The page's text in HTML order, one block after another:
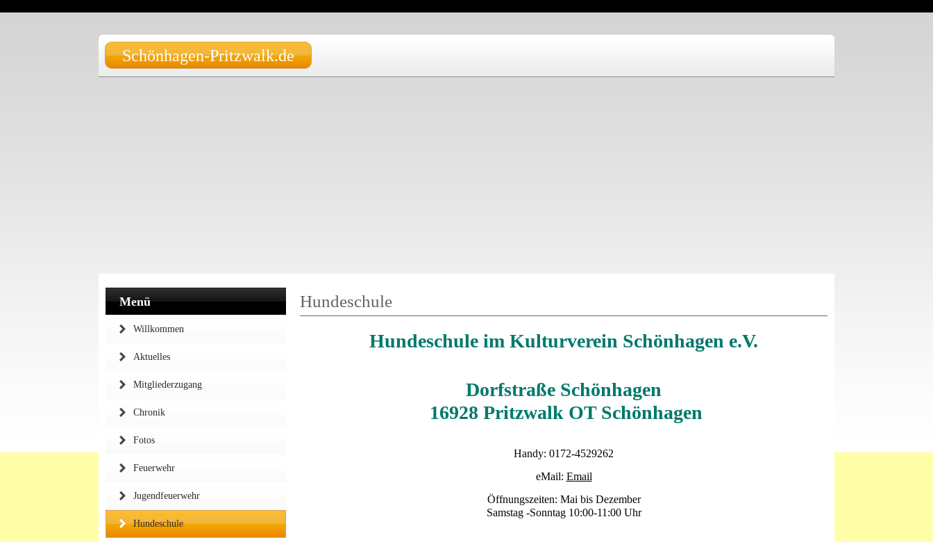
Schönhagen-Pritzwalk.de
Menü
Willkommen
Aktuelles
Mitgliederzugang
Chronik
Fotos
Feuerwehr
Jugendfeuerwehr
Hundeschule
Hundeschule
Hundeschule im Kulturverein Schönhagen e.V.
Dorfstraße Schönhagen
16928 Pritzwalk OT Schönhagen
Handy: 0172-4529262
eMail: Email
Öffnungszeiten: Mai bis Dezember
Samstag -Sonntag 10:00-11:00 Uhr